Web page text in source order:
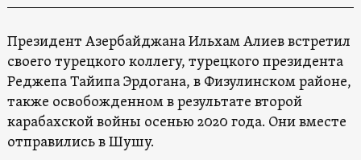
Президент Азербайджана Ильхам Алиев встретил
своего турецкого коллегу, турецкого президента
Реджепа Тайипа Эрдогана, в Физулинском районе,
также освобожденном в результате второй
карабахской войны осенью 2020 года. Они вместе
отправились в Шушу.